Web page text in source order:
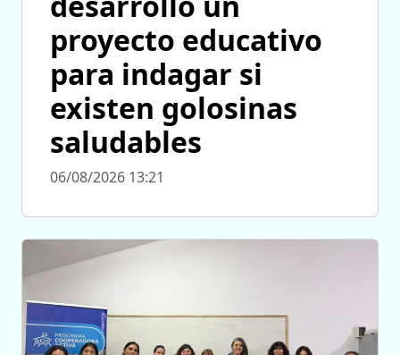
proyecto educativo
para indagar si
existen golosinas
saludables
06/08/2026 13:21